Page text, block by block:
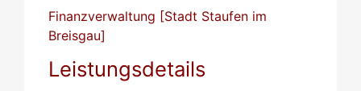
Finanzverwaltung [Stadt Staufen im
Breisgau]
Leistungsdetails